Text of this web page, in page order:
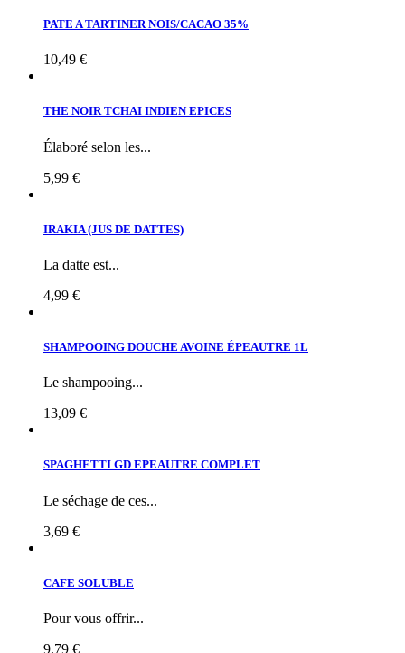
PATE A TARTINER NOIS/CACAO 35%
10,49 €
THE NOIR TCHAI INDIEN EPICES
Élaboré selon les...
5,99 €
IRAKIA (JUS DE DATTES)
La datte est...
4,99 €
SHAMPOOING DOUCHE AVOINE ÉPEAUTRE 1L
Le shampooing...
13,09 €
SPAGHETTI GD EPEAUTRE COMPLET
Le séchage de ces...
3,69 €
CAFE SOLUBLE
Pour vous offrir...
9,79 €